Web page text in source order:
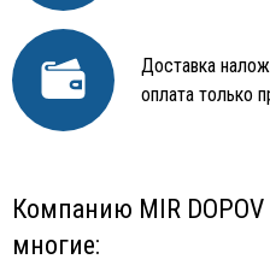
Доставка
оплата только
Компанию MIR
многие: